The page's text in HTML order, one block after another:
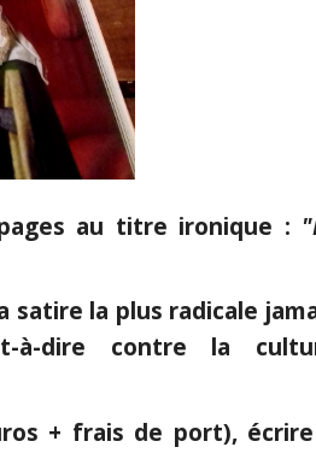
au titre ironique :
satire la plus radicale
à-dire contre la
+ frais de port),